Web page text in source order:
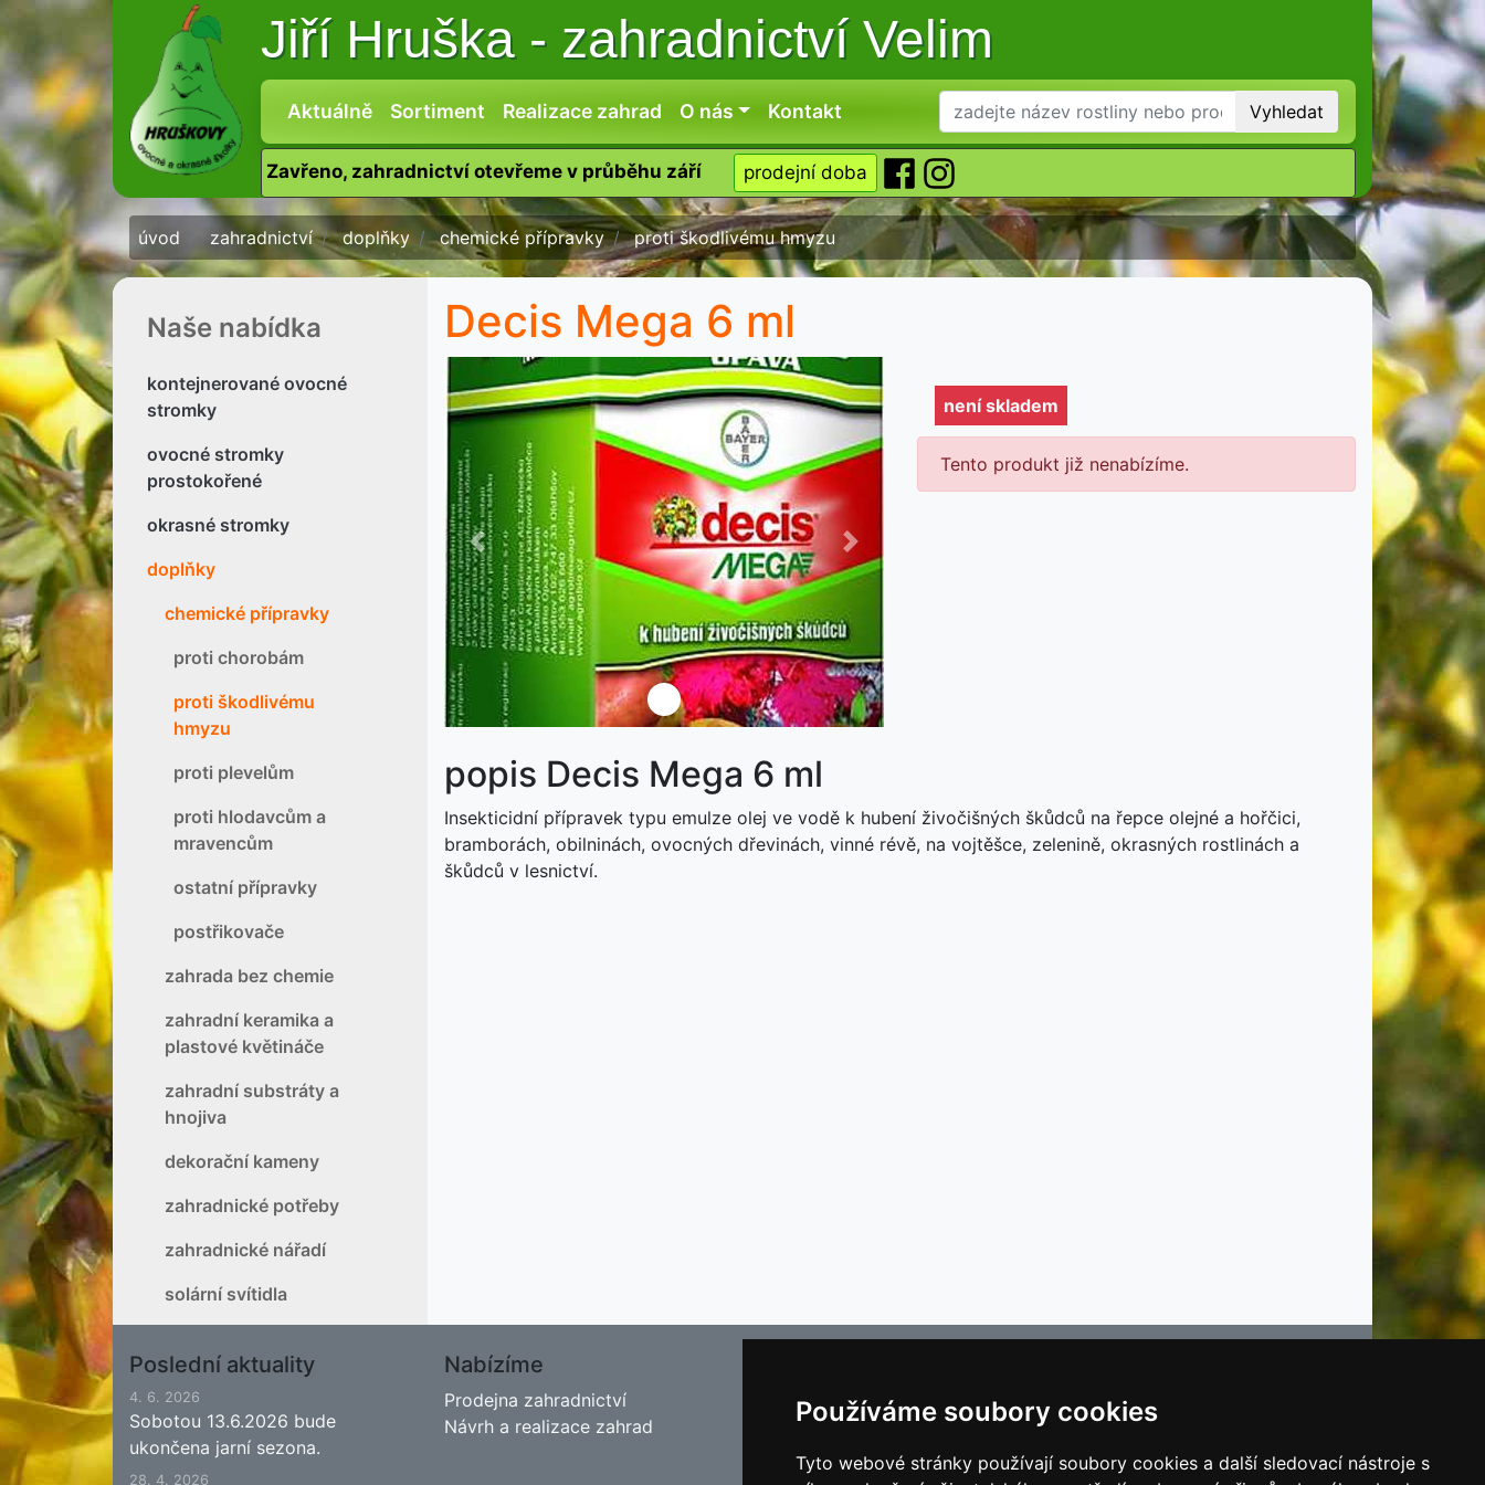
Používáme soubory cookies
Tyto webové stránky používají soubory cookies a další sledovací nástroje s
Jiří Hruška -zahradnictví Velim
Aktuálně Sortiment Realizace zahrad O nás Kontakt Vyhledat
Zavřeno, zahradnictví otevřeme v průběhu září prodejní doba
úvod zahradnictví doplňky chemické přípravky proti škodlivému hmyzu
Naše nabídka
kontejnerované ovocné
stromky
ovocné stromky
prostokořené
okrasné stromky
doplňky
chemické přípravky
proti chorobám
proti škodlivému
hmyzu
proti plevelům
proti hlodavcům a
mravencům
ostatní přípravky
postřikovače
zahrada bez chemie
zahradní keramika a
plastové květináče
zahradní substráty a
hnojiva
dekorační kameny
zahradnické potřeby
zahradnické nářadí
solární svítidla
Decis Mega 6 ml
Předchozí Další
není skladem
Tento produkt již nenabízíme.
popis Decis Mega 6 ml
Insekticidní přípravek typu emulze olej ve vodě k hubení živočišných škůdců na řepce olejné a hořčici,
bramborách, obilninách, ovocných dřevinách, vinné révě, na vojtěšce, zelenině, okrasných rostlinách a
škůdců v lesnictví.
Poslední aktuality
4. 6. 2026
Sobotou 13.6.2026 bude
ukončena jarní sezona.
28. 4. 2026
Nabízíme
Prodejna zahradnictví
Návrh a realizace zahrad
Kontakt
Facebook
Blog - Rady pro zahrádkáře
Historie